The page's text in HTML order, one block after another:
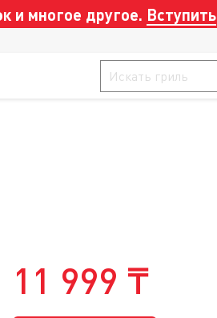
и многое другое. Вступить
11 999 ₸